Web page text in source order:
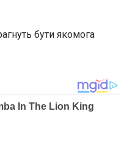
бути якомога